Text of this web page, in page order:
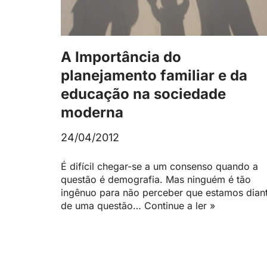
A Importância do
planejamento familiar e da
educação na sociedade
moderna
24/04/2012
É difícil chegar-se a um consenso quando a
questão é demografia. Mas ninguém é tão
ingênuo para não perceber que estamos
de uma questão… Continue a ler »